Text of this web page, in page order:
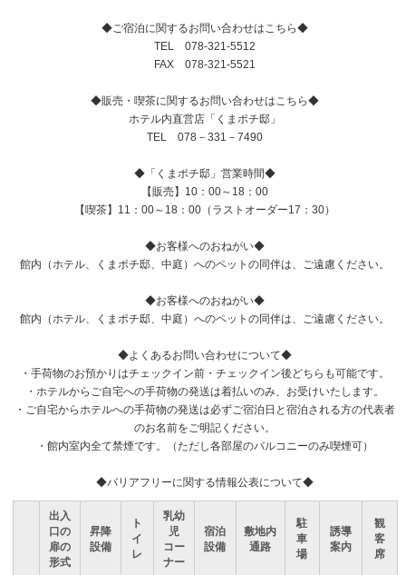
◆ご宿泊に関するお問い合わせはこちら◆
TEL 078-321-5512
FAX 078-321-5521
◆販売・喫茶に関するお問い合わせはこちら◆
ホテル内直営店「くまポチ邸」
TEL 078－331－7490
◆「くまポチ邸」営業時間◆
【販売】10：00～18：00
【喫茶】11：00～18：00（ラストオーダー17：30）
◆お客様へのおねがい◆
館内（ホテル、くまポチ邸、中庭）へのペットの同伴は、ご遠慮ください。
◆お客様へのおねがい◆
館内（ホテル、くまポチ邸、中庭）へのペットの同伴は、ご遠慮ください。
◆よくあるお問い合わせについて◆
・手荷物のお預かりはチェックイン前・チェックイン後どちらも可能です。
・ホテルからご自宅への手荷物の発送は着払いのみ、お受けいたします。
・ご自宅からホテルへの手荷物の発送は必ずご宿泊日と宿泊される方の代表者
のお名前をご明記ください。
・館内室内全て禁煙です。（ただし各部屋のバルコニーのみ喫煙可）
◆バリアフリーに関する情報公表について◆
出入
口の
扉の
形式
昇降
設備
ト
イ
レ
乳幼
児
コー
ナー
宿泊
設備
敷地内
通路
駐
車
場
誘導
案内
観
客
席